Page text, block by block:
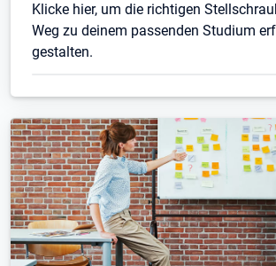
Klicke hier, um die richtigen
Weg zu deinem passenden Studium
gestalten.